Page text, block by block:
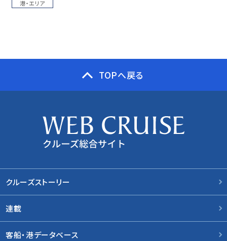
港・エリア
TOPへ戻る
クルーズストーリー
連載
客船・港データベース